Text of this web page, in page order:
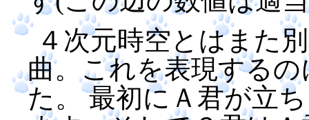
４次元時空とはまた
曲。これを表現する
た。 最初にＡ君が立